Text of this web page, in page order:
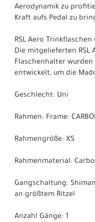
Aerodynamik zu
Kraft aufs Pedal zu
RSL Aero
Die mitgelieferten RSL
Flaschenhalter
entwickelt, um die
Geschlecht: Uni
Rahmen: Frame:
Rahmengröße: XS
Rahmenmaterial:
Gangschaltung:
an größtem Ritzel
Anzahl Gänge: 1